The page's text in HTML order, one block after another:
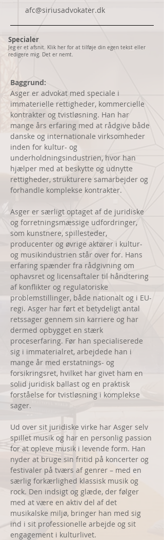
afc@siriusadvokater.dk
Specialer
Jeg er et afsnit. Klik her for at tilføje din egen tekst eller
redigere mig. Det er nemt.
Baggrund:
Asger er advokat med speciale i
immaterielle rettigheder, kommercielle
kontrakter og tvistløsning. Han har
mange års erfaring med at rådgive både
danske og internationale virksomheder
inden for kultur- og
underholdningsindustrien, hvor han
hjælper med at beskytte og udnytte
rettigheder, strukturere samarbejder og
forhandle komplekse kontrakter.
Asger er særligt optaget af de juridiske
og forretningsmæssige udfordringer,
som kunstnere, spillesteder,
producenter og øvrige aktører i kultur-
og musikindustrien står over for. Hans
erfaring spænder fra rådgivning om
ophavsret og licensaftaler til håndtering
af konflikter og regulatoriske
problemstillinger, både nationalt og i EU-
regi. Asger har ført et betydeligt antal
retssager gennem sin karriere og har
dermed opbygget en stærk
proceserfaring. Før han specialiserede
sig i immaterialret, arbejdede han i
mange år med erstatnings- og
forsikringsret, hvilket har givet ham en
solid juridisk ballast og en praktisk
forståelse for tvistløsning i komplekse
sager.
Ud over sit juridiske virke har Asger selv
spillet musik og har en personlig passion
for at opleve musik i levende form. Han
nyder at bruge sin fritid på koncerter og
festivaler på tværs af genrer – med en
særlig forkærlighed klassisk musik og
rock. Den indsigt og glæde, der følger
med at være en aktiv del af det
musikalske miljø, bringer han med sig
ind i sit professionelle arbejde og sit
engagement i kulturlivet.